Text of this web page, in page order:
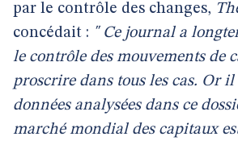
par le contrôle des changes,
concédait : " Ce journal a
le contrôle des mouvements de
proscrire dans tous les cas. Or il
données analysées dans ce
marché mondial des capitaux